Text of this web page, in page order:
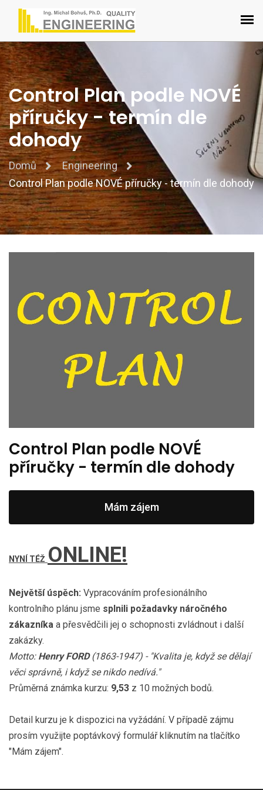
Control Plan podle NOVÉ
příručky - termín dle
dohody
Domů
Engineering
Control Plan podle NOVÉ příručky - termín dle dohody
Control Plan podle NOVÉ
příručky - termín dle dohody
Mám zájem
NYNÍ TÉŽ ONLINE!
Největší úspěch: Vypracováním profesionálního
kontrolního plánu jsme splnili požadavky náročného
zákazníka a přesvědčili jej o schopnosti zvládnout i další
zakázky.
Motto: Henry FORD(1863-1947) - "Kvalita je, když se dělají
věci správně, i když se nikdo nedívá."
Průměrná známka kurzu: 9,53 z 10 možných bodů.
Detail kurzu je k dispozici na vyžádání. V případě zájmu
prosím využijte poptávkový formulář kliknutím na tlačítko
"Mám zájem".